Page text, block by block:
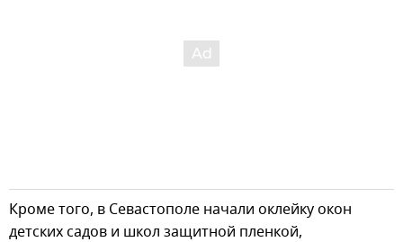
Кроме того, в Севастополе начали оклейку окон
детских садов и школ защитной пленкой,